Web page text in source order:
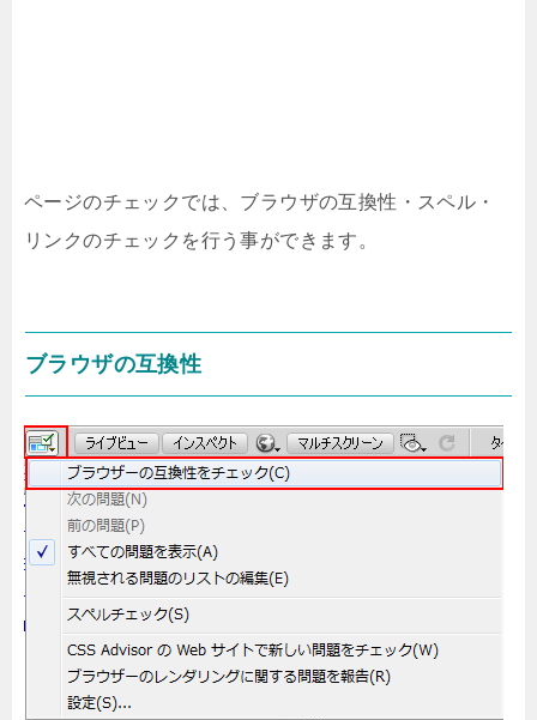
ページのチェックでは、ブラウザの互換性・スペル・
リンクのチェックを行う事ができます。
ブラウザの互換性